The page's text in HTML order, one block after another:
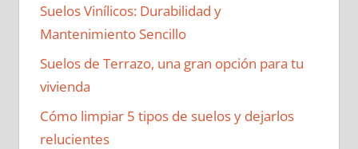
Suelos Vinílicos: Durabilidad y
Mantenimiento Sencillo
Suelos de Terrazo, una gran opción para tu
vivienda
Cómo limpiar 5 tipos de suelos y dejarlos
relucientes